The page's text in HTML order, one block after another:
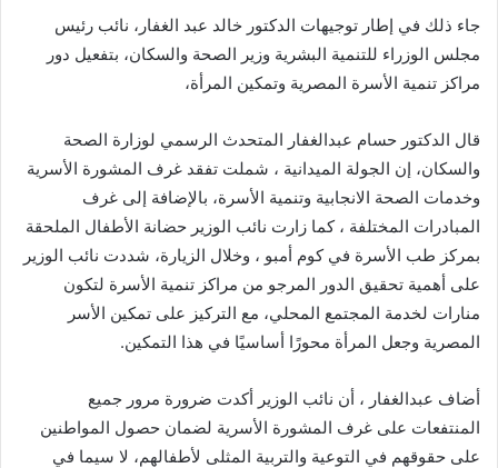
جاء ذلك في إطار توجيهات الدكتور خالد عبد الغفار، نائب رئيس
مجلس الوزراء للتنمية البشرية وزير الصحة والسكان، بتفعيل دور
مراكز تنمية الأسرة المصرية وتمكين المرأة،
قال الدكتور حسام عبدالغفار المتحدث الرسمي لوزارة الصحة
والسكان، إن الجولة الميدانية ، شملت تفقد غرف المشورة الأسرية
وخدمات الصحة الانجابية وتنمية الأسرة، بالإضافة إلى غرف
المبادرات المختلفة ، كما زارت نائب الوزير حضانة الأطفال الملحقة
بمركز طب الأسرة في كوم أمبو ، وخلال الزيارة، شددت نائب الوزير
على أهمية تحقيق الدور المرجو من مراكز تنمية الأسرة لتكون
منارات لخدمة المجتمع المحلي، مع التركيز على تمكين الأسر
المصرية وجعل المرأة محورًا أساسيًا في هذا التمكين.
أضاف عبدالغفار ، أن نائب الوزير أكدت ضرورة مرور جميع
المنتفعات على غرف المشورة الأسرية لضمان حصول المواطنين
على حقوقهم في التوعية والتربية المثلى لأطفالهم، لا سيما في